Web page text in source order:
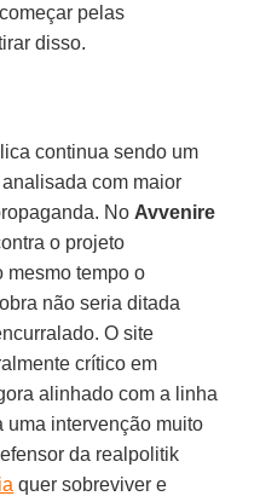
pelas
disso.
continua sendo um
com maior
No Avvenire
o projeto
mesmo tempo o
não seria ditada
O site
crítico em
alinhado com a linha
uma intervenção muito
da realpolitik
quer sobreviver e